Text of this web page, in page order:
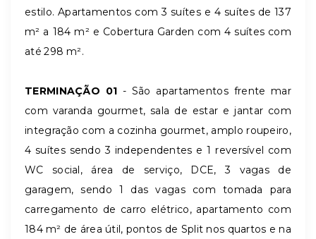
estilo. Apartamentos com 3 suítes e 4 suítes de 137
m² a 184 m² e Cobertura Garden com 4 suítes com
até 298 m².
TERMINAÇÃO 01 - São apartamentos frente mar
com varanda gourmet, sala de estar e jantar com
integração com a cozinha gourmet, amplo roupeiro,
4 suítes sendo 3 independentes e 1 reversível com
WC social, área de serviço, DCE, 3 vagas de
garagem, sendo 1 das vagas com tomada para
carregamento de carro elétrico, apartamento com
184 m² de área útil, pontos de Split nos quartos e na